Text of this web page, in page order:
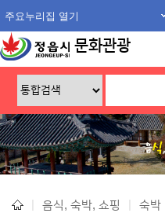
주요누리집 열기
문화관광
음식, 숙박, 쇼핑 숙박